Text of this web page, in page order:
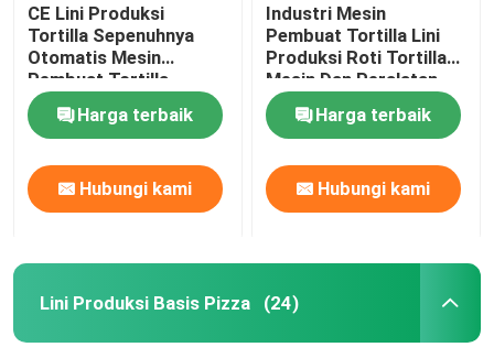
CE Lini Produksi
Tortilla Sepenuhnya
Otomatis Mesin
Pembuat Tortilla
Komersial 7500pcs / H
Harga terbaik
Hubungi kami
Industri Mesin
Pembuat Tortilla Lini
Produksi Roti Tortilla
Mesin Dan Peralatan
Bakery
Harga terbaik
Hubungi kami
Lini Produksi Basis Pizza (24)